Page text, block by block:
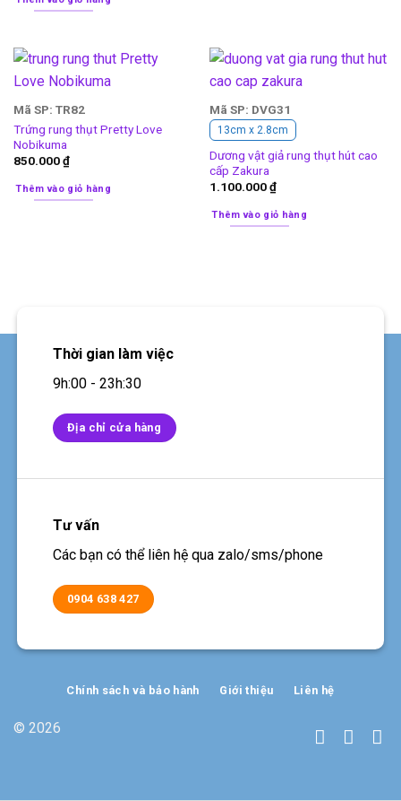
Mã SP: TR82
Trứng rung thụt Pretty Love
Nobikuma
850.000₫
Thêm vào giỏ hàng
Mã SP: DVG31
13cm x 2.8cm
Dương vật giả rung thụt hút cao
cấp Zakura
1.100.000₫
Thêm vào giỏ hàng
Thời gian làm việc
9h:00 - 23h:30
Địa chỉ cửa hàng
Tư vấn
Các bạn có thể liên hệ qua zalo/sms/phone
0904 638 427
© 2026
Chính sách và bảo hành Giới thiệu Liên hệ